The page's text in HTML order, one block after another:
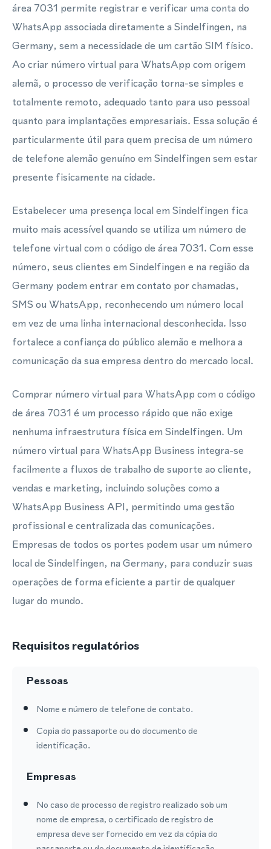
área 7031 permite registrar e verificar uma conta do
WhatsApp associada diretamente a Sindelfingen, na
Germany, sem a necessidade de um cartão SIM físico.
Ao criar número virtual para WhatsApp com origem
alemã, o processo de verificação torna-se simples e
totalmente remoto, adequado tanto para uso pessoal
quanto para implantações empresariais. Essa solução é
particularmente útil para quem precisa de um número
de telefone alemão genuíno em Sindelfingen sem estar
presente fisicamente na cidade.
Estabelecer uma presença local em Sindelfingen fica
muito mais acessível quando se utiliza um número de
telefone virtual com o código de área 7031. Com esse
número, seus clientes em Sindelfingen e na região da
Germany podem entrar em contato por chamadas,
SMS ou WhatsApp, reconhecendo um número local
em vez de uma linha internacional desconhecida. Isso
fortalece a confiança do público alemão e melhora a
comunicação da sua empresa dentro do mercado local.
Comprar número virtual para WhatsApp com o código
de área 7031 é um processo rápido que não exige
nenhuma infraestrutura física em Sindelfingen. Um
número virtual para WhatsApp Business integra-se
facilmente a fluxos de trabalho de suporte ao cliente,
vendas e marketing, incluindo soluções como a
WhatsApp Business API, permitindo uma gestão
profissional e centralizada das comunicações.
Empresas de todos os portes podem usar um número
local de Sindelfingen, na Germany, para conduzir suas
operações de forma eficiente a partir de qualquer
lugar do mundo.
Requisitos regulatórios
Pessoas
Nome e número de telefone de contato.
Copia do passaporte ou do documento de
identificação.
Empresas
No caso de processo de registro realizado sob um
nome de empresa, o certificado de registro de
empresa deve ser fornecido em vez da cópia do